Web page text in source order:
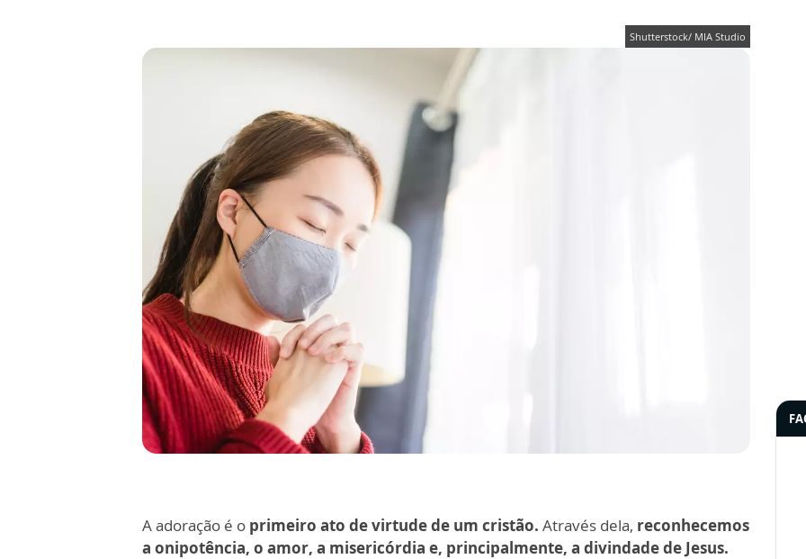
Shutterstock/ MIA Studio
A adoração é o primeiro ato de virtude de um cristão. Através dela, reconhecemos
a onipotência, o amor, a misericórdia e, principalmente, a divindade de Jesus.